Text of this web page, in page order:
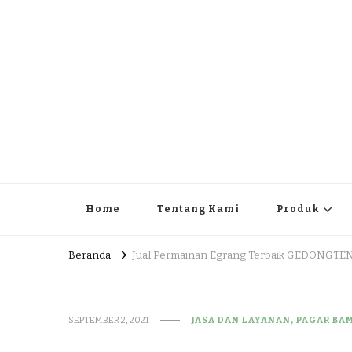
Home Tentang Kami Produk
Beranda Jual Permainan Egrang Terbaik
SEPTEMBER 2, 2021 JASA DAN LAYANAN, PAGAR